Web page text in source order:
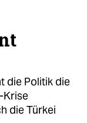
die Politik die
Krise
die Türkei